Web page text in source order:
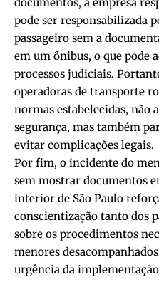
pode ser responsabilizada
passageiro sem a
em um ônibus, o que pode
processos judiciais.
operadoras de transporte
normas estabelecidas, não
segurança, mas também
evitar complicações legais.
Por fim, o incidente do
sem mostrar documentos
interior de São Paulo
conscientização tanto dos
sobre os procedimentos
menores
urgência da